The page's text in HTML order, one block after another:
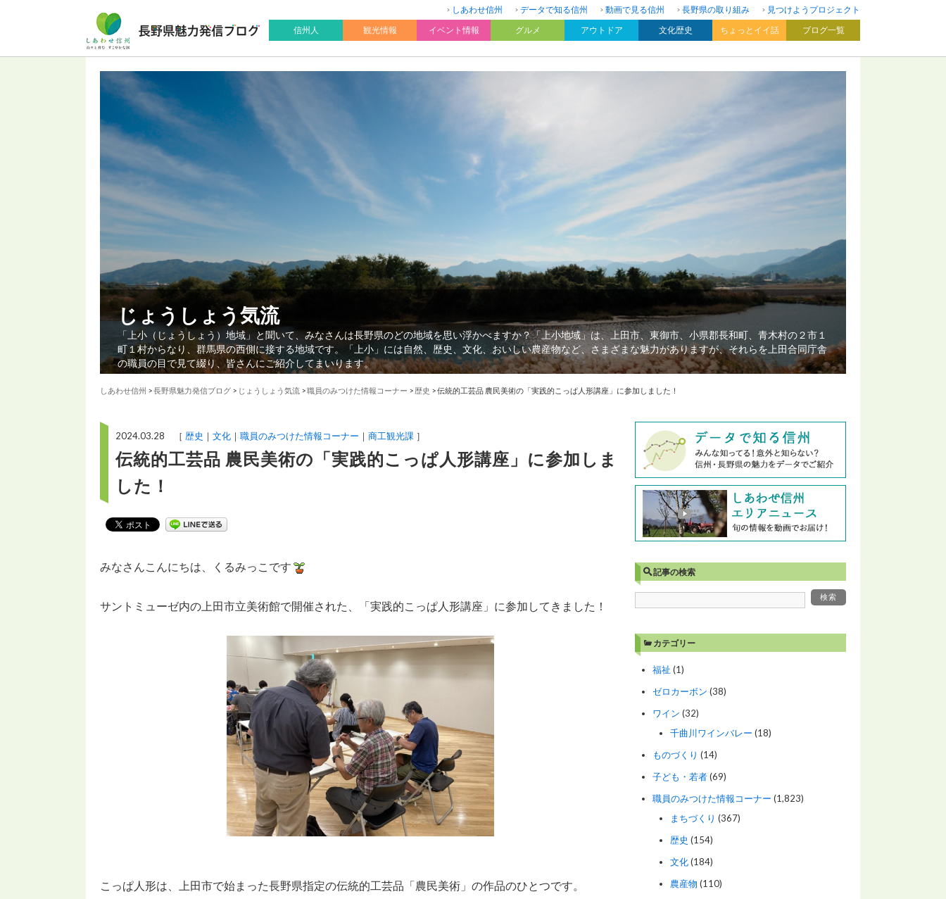
しあわせ信州 データで知る信州 動画で見る信州 長野県の取り組み
見つけようプロジェクト
信州人
観光情報 イベント情報 グルメ アウトドア 文化歴史 ちょっとイイ話 ブログ一覧
じょうしょう気流
「上小（じょうしょう）地域」と聞いて、みなさんは長野県のどの地域を思い浮かべますか？「上小地域」は、上田市、東御市、小県郡長和町、青木村の２市１
町１村からなり、群馬県の西側に接する地域です。「上小」には自然、歴史、文化、おいしい農産物など、さまざまな魅力がありますが、それらを上田合同庁舎
の職員の目で見て綴り、皆さんにご紹介してまいります。
しあわせ信州 >長野県魅力発信ブログ > じょうしょう気流 >職員のみつけた情報コーナー > 歴史 >伝統的工芸品 農民美術の「実践的こっぱ人形講座」に参加しました！
2024.03.28 ［ 歴史 文化 職員のみつけた情報コーナー 商工観光課 ］
伝統的工芸品 農民美術の「実践的こっぱ人形講座」に参加しま
した！
みなさんこんにちは、くるみっこです
サントミューゼ内の上田市立美術館で開催された、「実践的こっぱ人形講座」に参加してきました！
こっぱ人形は、上田市で始まった長野県指定の伝統的工芸品「農民美術」の作品のひとつです。
記事の検索
カテゴリー
福祉 (1)
ゼロカーボン (38)
ワイン (32)
千曲川ワインバレー (18)
ものづくり (14)
子ども・若者(69)
職員のみつけた情報コーナー (1,823)
まちづくり (367)
歴史 (154)
文化(184)
農産物 (110)